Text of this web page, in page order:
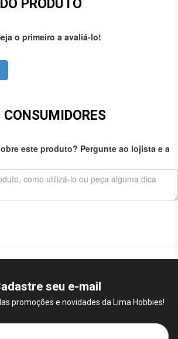
PRODUTO
o primeiro a avaliá-lo!
CONSUMIDORES
este produto? Pergunte ao lojista e a
seu e-mail
promoções e novidades da Lima Hobbies!